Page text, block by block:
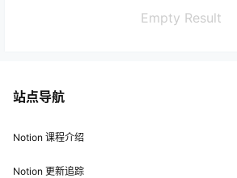
Empty Result
站点导航
Notion 课程介绍
Notion 更新追踪